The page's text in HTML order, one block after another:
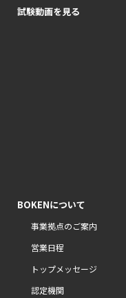
試験動画を見る
BOKENについて
事業拠点のご案内
営業日程
トップメッセージ
認定機関